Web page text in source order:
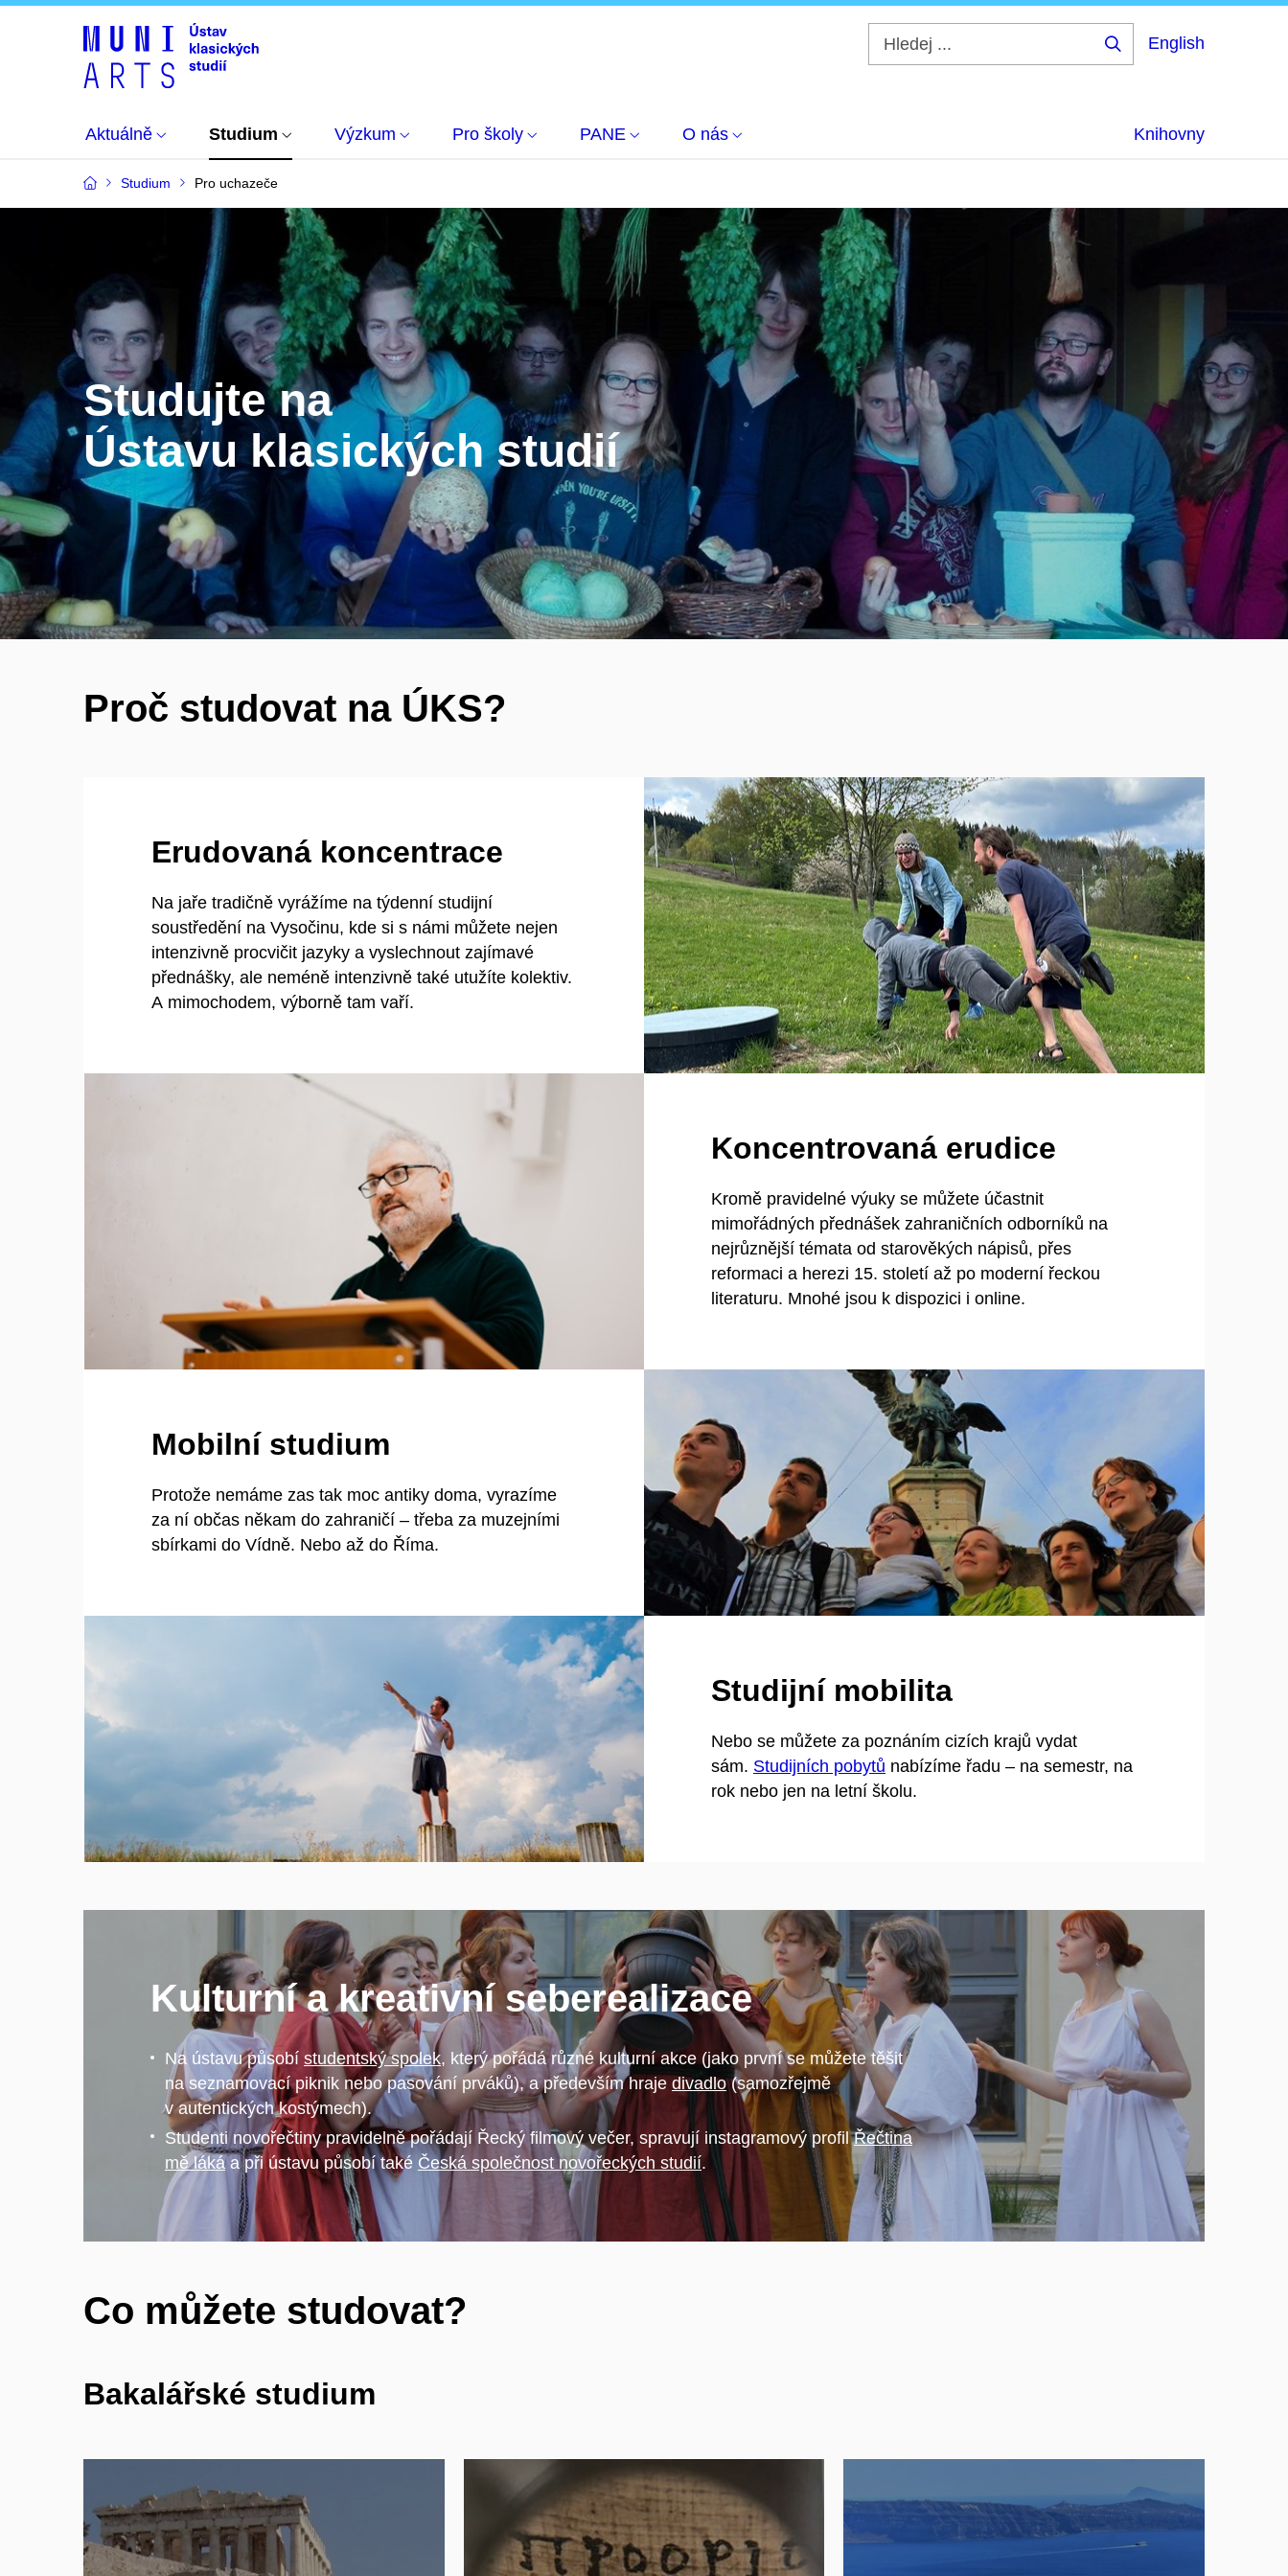
English
Aktuálně Studium Výzkum Pro školy PANE O nás Knihovny
Studium Pro uchazeče
Studujte na
Ústavu klasických studií
Proč studovat na ÚKS?
Erudovaná koncentrace
Na jaře tradičně vyrážíme na týdenní studijní
soustředění na Vysočinu, kde si s námi můžete nejen
intenzivně procvičit jazyky a vyslechnout zajímavé
přednášky, ale neméně intenzivně také utužíte kolektiv.
A mimochodem, výborně tam vaří.
Koncentrovaná erudice
Kromě pravidelné výuky se můžete účastnit
mimořádných přednášek zahraničních odborníků na
nejrůznější témata od starověkých nápisů, přes
reformaci a herezi 15. století až po moderní řeckou
literaturu. Mnohé jsou k dispozici i online.
Mobilní studium
Protože nemáme zas tak moc antiky doma, vyrazíme
za ní občas někam do zahraničí – třeba za muzejními
sbírkami do Vídně. Nebo až do Říma.
Studijní mobilita
Nebo se můžete za poznáním cizích krajů vydat
sám. Studijních pobytů nabízíme řadu – na semestr, na
rok nebo jen na letní školu.
Kulturní a kreativní seberealizace
Na ústavu působí studentský spolek, který pořádá různé kulturní akce (jako první se můžete těšit
na seznamovací piknik nebo pasování prváků), a především hraje divadlo (samozřejmě
v autentických kostýmech).
Studenti novořečtiny pravidelně pořádají Řecký filmový večer, spravují instagramový profil Řečtina
mě láká a při ústavu působí také Česká společnost novořeckých studií.
Co můžete studovat?
Bakalářské studium
Pronikněte do fascinujícího světa
starověkých civilizací a zamýšlejte
Naučte se klasickou řečtinu a/nebo
latinu a pronikněte skrze literaturu
do myšlenkového světa antiky. V
Naučte se moderní řečtinu a
seznamte se s řeckou literaturou a